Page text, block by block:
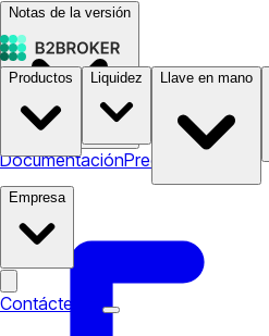
Notas de la versión
DocumentaciónPrecios
Productos Liquidez Llave en mano
Empresa
Contáctenos